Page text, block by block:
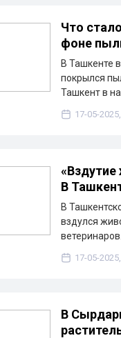
Что
фоне
В Ташкенте
покрылся
Ташкент в
17-05-
«Вздутие
В
В
вздулся
17-05-
В